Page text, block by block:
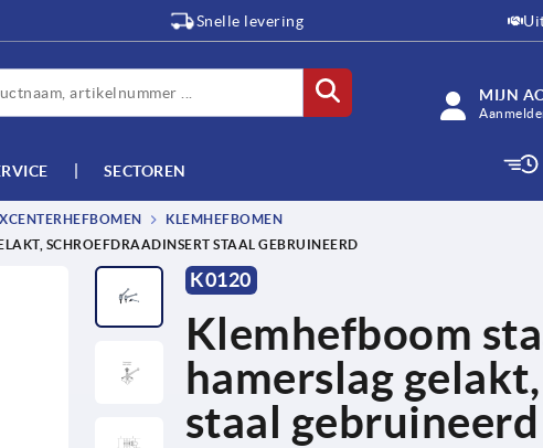
Snelle levering
MIJN
SECTOREN
KLEMHEFBOMEN
SCHROEFDRAADINSERT STAAL GEBRUINEERD
K0120
Klemhefboom
hamerslag
staal gebruineerd